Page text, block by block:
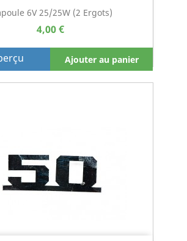
6V 25/25W (2 Ergots)
4,00 €
Ajouter au panier